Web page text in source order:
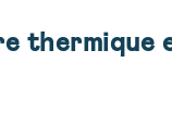
thermique